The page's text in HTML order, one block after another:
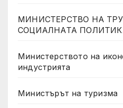
МИНИСТЕРСТВО НА
СОЦИАЛНАТА
Министерството на
индустрията
Министърът на туризма